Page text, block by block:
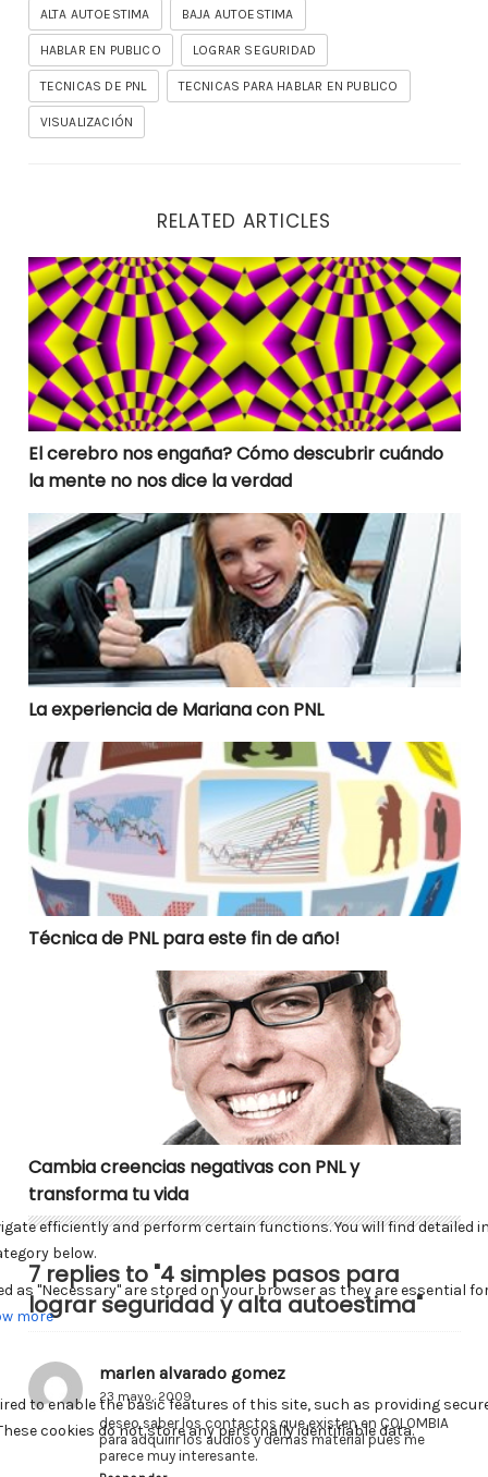
ALTA AUTOESTIMA BAJA AUTOESTIMA
HABLAR EN PUBLICO LOGRAR SEGURIDAD
TECNICAS DE PNL TECNICAS PARA HABLAR EN PUBLICO
VISUALIZACIÓN
RELATED ARTICLES
El cerebro nos engaña? Cómo descubrir cuándo la
El cerebro nos engaña? Cómo descubrir cuándo
la mente no nos dice la verdad
La experiencia de Mariana con PNL
La experiencia de Mariana con PNL
Técnica de PNL para este fin de año!
Técnica de PNL para este fin de año!
Cambia creencias negativas con PNL y transforma tu
Cambia creencias negativas con PNL y
transforma tu vida
7 replies to "4 simples pasos para
lograr seguridad y alta autoestima"
marlen alvarado gomez
23 mayo, 2009
deseo saber los contactos que existen en COLOMBIA
para adquirir los audios y demas material pues me
parece muy interesante.